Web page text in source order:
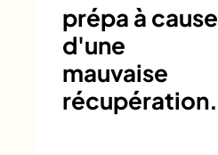
prépa à cause
d'une
mauvaise
récupération.